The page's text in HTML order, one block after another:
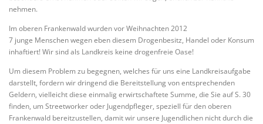
nehmen.
Im oberen Frankenwald wurden vor Weihnachten 2012
7 junge Menschen wegen eben diesem Drogenbesitz, Handel oder Konsum
inhaftiert! Wir sind als Landkreis keine drogenfreie Oase!
Um diesem Problem zu begegnen, welches für uns eine Landkreisaufgabe
darstellt, fordern wir dringend die Bereitstellung von entsprechenden
Geldern, vielleicht diese einmalig erwirtschaftete Summe, die Sie auf S. 30
finden, um Streetworker oder Jugendpfleger, speziell für den oberen
Frankenwald bereitzustellen, damit wir unsere Jugendlichen nicht durch die